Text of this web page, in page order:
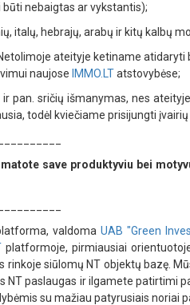
nebaigtas ar vykstantis);
italų, hebrajų, arabų ir kitų kalbų
ateityje ketiname
naujose IMMO.LTatstovybėse;
pan. sričių išmanymas, nes
todėl kviečiame prisijungti
save produktyviu bei
valdoma UAB "Green
platformoje, pirmiausiai
siūlomų NT objektų bazę.
paslaugas ir ilgamete patirtimi
su mažiau patyrusiais noriai